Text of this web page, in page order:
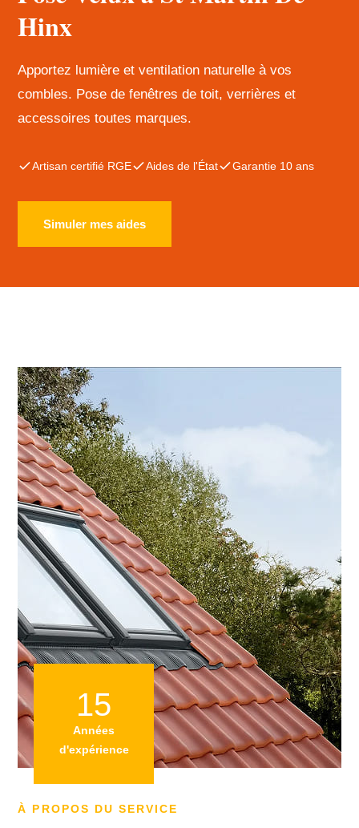
Hinx
Apportez lumière et ventilation naturelle à vos
combles. Pose de fenêtres de toit, verrières et
accessoires toutes marques.
Artisan certifié RGE Aides de l'État Garantie 10 ans
Simuler mes aides
À PROPOS DU SERVICE
15
Années
d'expérience